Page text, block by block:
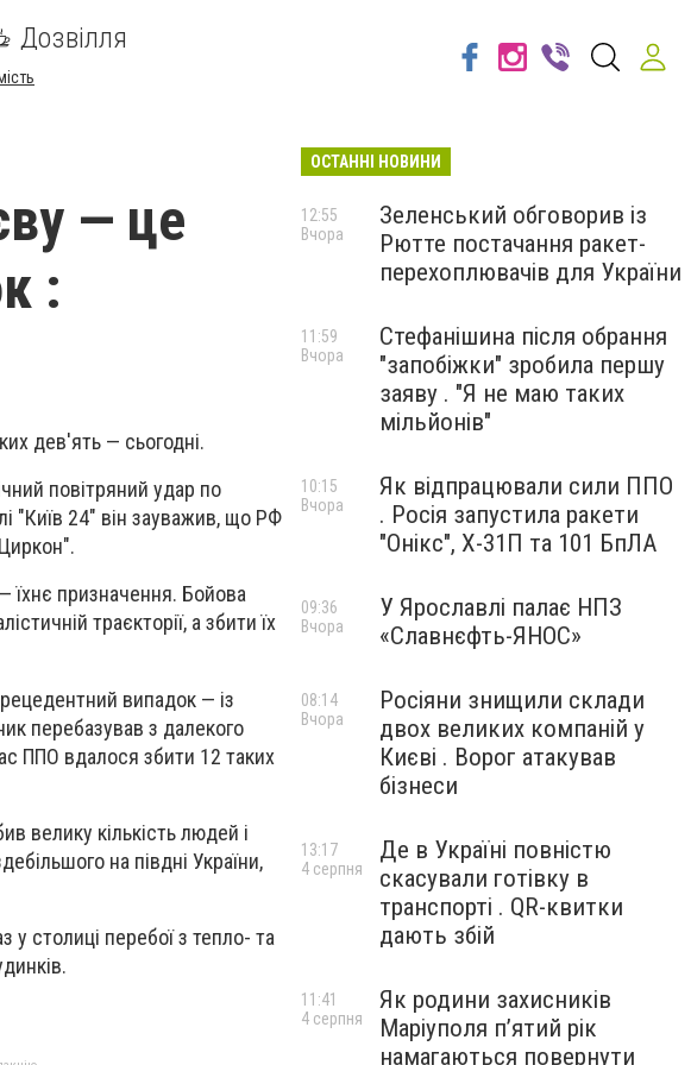
Дозвілля
— це
:
дев'ять — сьогодні.
повітряний удар по
"Київ 24" він зауважив, що РФ
їхнє призначення. Бойова
траєкторії, а збити їх
випадок — із
перебазував з далекого
ППО вдалося збити 12 таких
велику кількість людей і
на півдні України,
у столиці перебої з тепло- та
ОСТАННІ НОВИНИ
Зеленський обговорив із
Рютте постачання ракет-
перехоплювачів для України
12:55
Вчора
Стефанішина після обрання
"запобіжки" зробила першу
заяву . "Я не маю таких
мільйонів"
11:59
Вчора
Як відпрацювали сили ППО
. Росія запустила ракети
"Онікс", Х-31П та 101 БпЛА
10:15
Вчора
У Ярославлі палає НПЗ
«Славнєфть-ЯНОС»
09:36
Вчора
Росіяни знищили склади
двох великих компаній у
Києві . Ворог атакував
бізнеси
08:14
Вчора
Де в Україні повністю
скасували готівку в
транспорті . QR-квитки
дають збій
13:17
4 серпня
Як родини захисників
Маріуполя пʼятий рік
намагаються повернути
11:41
4 серпня